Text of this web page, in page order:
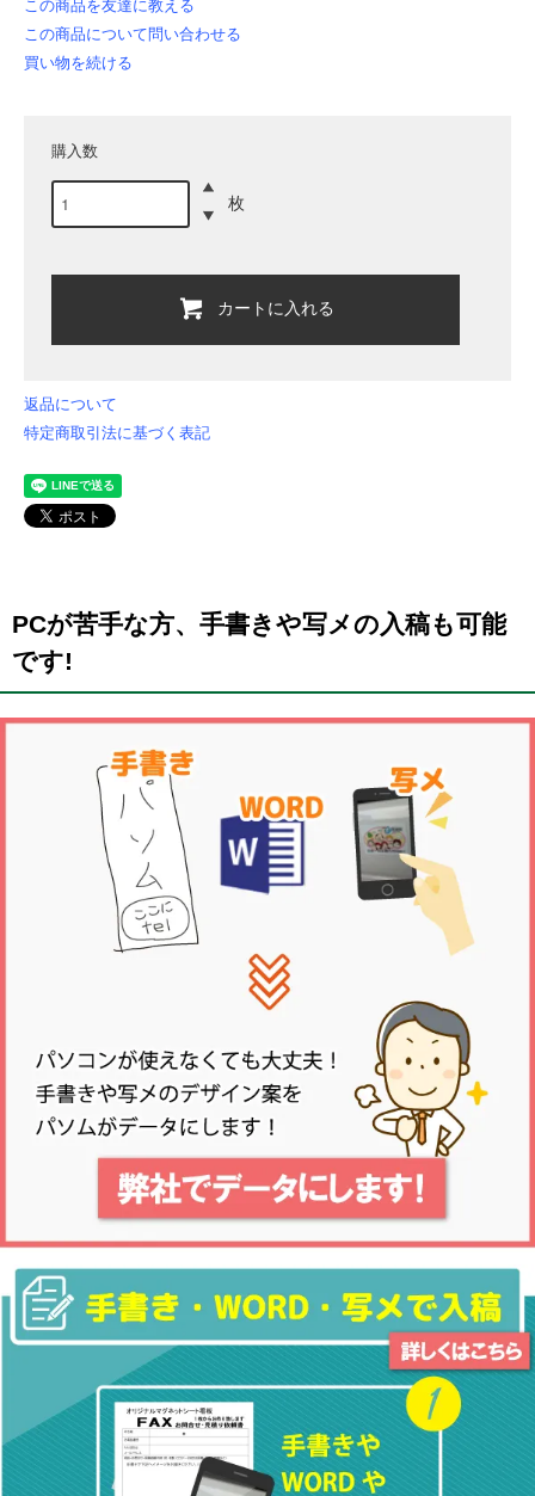
この商品を友達に教える
この商品について問い合わせる
買い物を続ける
購入数
枚
カートに入れる
返品について
特定商取引法に基づく表記
PCが苦手な方、手書きや写メの入稿も可能
です!